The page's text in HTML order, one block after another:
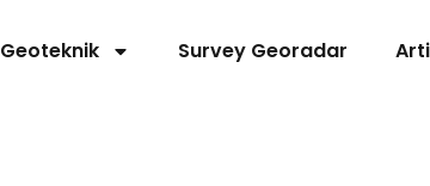
Geoteknik Survey Georadar